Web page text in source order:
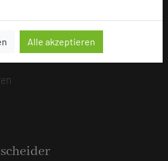
Alle akzeptieren